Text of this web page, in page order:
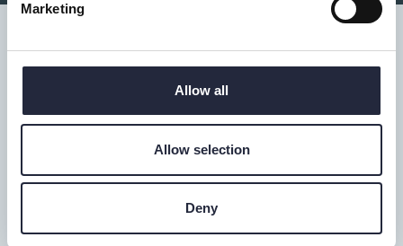
Marketing
Allow all
Allow selection
Deny
Donnerska huset
0498-20 17 00